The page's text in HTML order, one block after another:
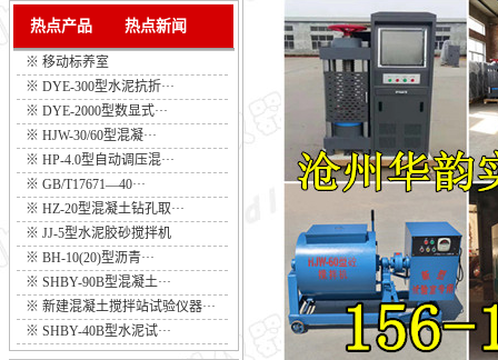
热点产品 热点新闻
※ 移动标养室
※ DYE-300型水泥抗折···
※ DYE-2000型数显式···
※ HJW-30/60型混凝···
※ HP-4.0型自动调压混···
※ GB/T17671—40···
※ HZ-20型混凝土钻孔取···
※ JJ-5型水泥胶砂搅拌机
※ BH-10(20)型沥青···
※ SHBY-90B型混凝土···
※ 新建混凝土搅拌站试验仪器···
※ SHBY-40B型水泥试···